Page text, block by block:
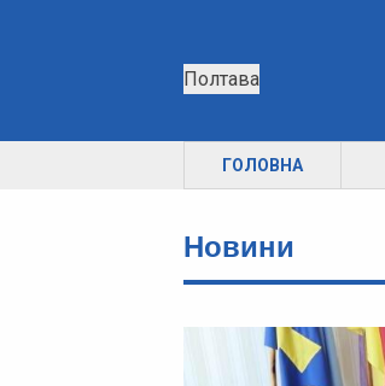
Полтава
ГОЛОВНА
Новини